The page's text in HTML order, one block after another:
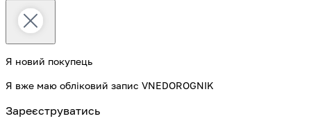
Я новий покупець
Я вже маю обліковий запис VNEDOROGNIK
Зареєструватись